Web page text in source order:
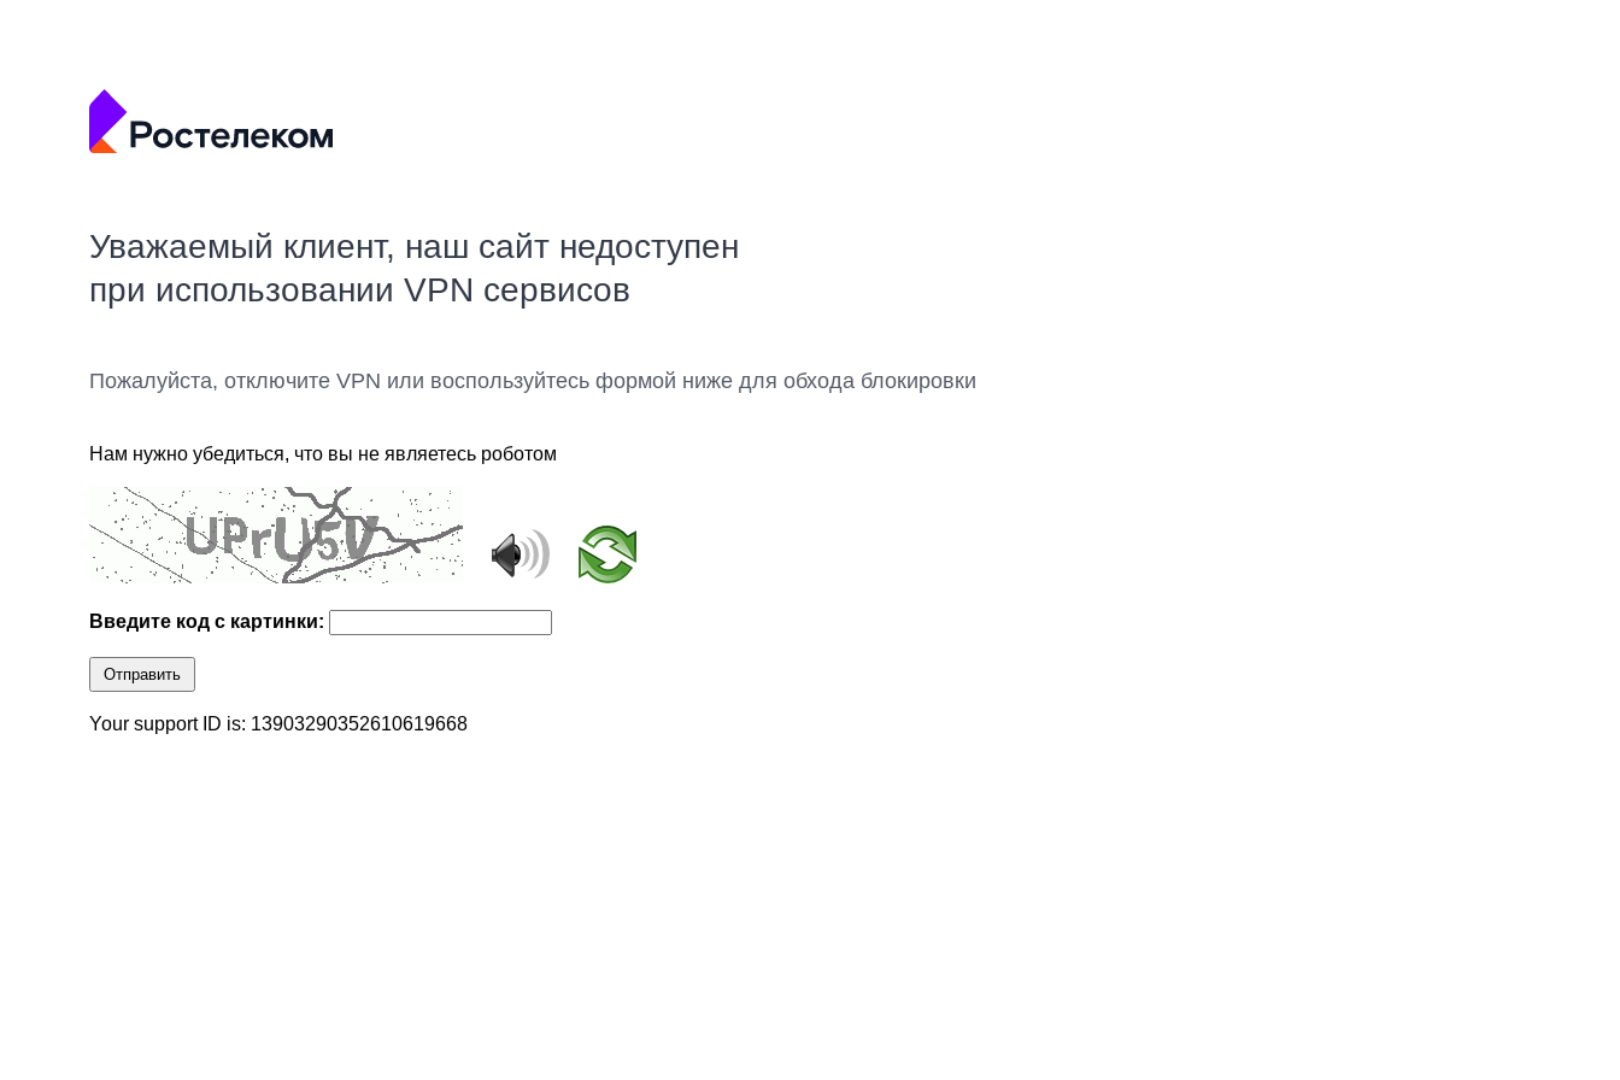
Уважаемый клиент, наш сайт недоступен
при использовании VPN сервисов
Пожалуйста, отключите VPN или воспользуйтесь формой ниже для обхода блокировки
Нам нужно убедиться, что вы не являетесь роботом
Введите код с картинки:
Отправить
Your support ID is: 13903290352610619668